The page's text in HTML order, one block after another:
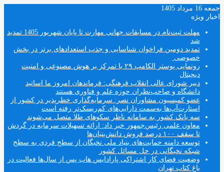
جمعه 16 مرداد 1405
اخبار ویژه
مهلت ثبت‌نام در مسابقات جهانی مهارت تا پایان شهریور 1405 تمدید
شد
تمدید دومین فراخوان شناسایی و جذب استعدادهای برتر در بخش
خصوصی
رونمایی پوستر الکامپ ۲۹ با تمرکز بر هوش مصنوعی و امنیت
دیجیتال
دبیر شورای عالی انقلاب فرهنگی: فرماندهان امروز ما اساتید
دانشگاه و صاحب‌نظران حوزه علم و فناوری هستند
عضو کمیسیون مشاوران نصر: سرمایه‌گذاری خطرپذیر در کشور از
استارت‌آپ‌ها به‌سمت دارایی‌های کم‌ریسک‌تر رفته است
سه بانک کشور به سامانه ناظر سکوهای طلا متصل می‌شوند
معاون علمی رئیس‌جمهور خبر داد: ارائه تسهیلات سرمایه در گردش
تا سقف ۱۰۰ درصد فروش دانش‌بنیان‌ها
توسعه دامنه حمایت‌های بنیاد ملی نخبگان از سطح فردی به سطح
شبکه نخبگانی در حل مسائل کشور
وضعیت فضای کار اشتراکی پارادایس هاب پس از سال‌ها فعالیت در
باغ کتاب تهران